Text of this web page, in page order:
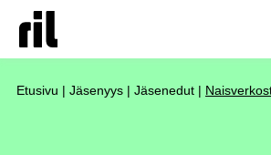
Etusivu | Jäsenyys | Jäsenedut |